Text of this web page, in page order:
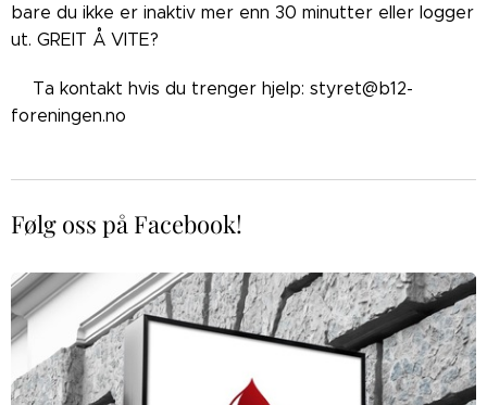
bare du ikke er inaktiv mer enn 30 minutter eller logger
ut. GREIT Å VITE?
👉🏼Ta kontakt hvis du trenger hjelp: styret@b12-
foreningen.no
Følg oss på Facebook!